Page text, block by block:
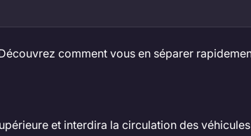
comment vous en séparer
et interdira la circulation des véhicules